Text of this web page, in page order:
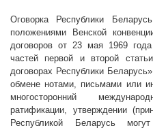
Оговорка Республики
положениями Венской
договоров от 23 мая 1969
частей первой и второй
договорах Республики
обмене нотами, письмами или
многосторонний
ратификации, утверждении
Республикой Беларусь